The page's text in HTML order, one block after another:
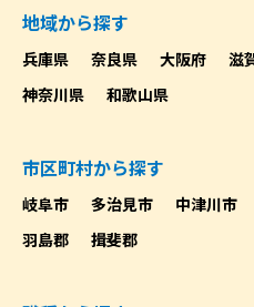
地域から探す
兵庫県 奈良県 大阪府 滋
神奈川県
和歌山県
市区町村から探す
岐阜市 多治見市 中津川市
羽島郡
揖斐郡